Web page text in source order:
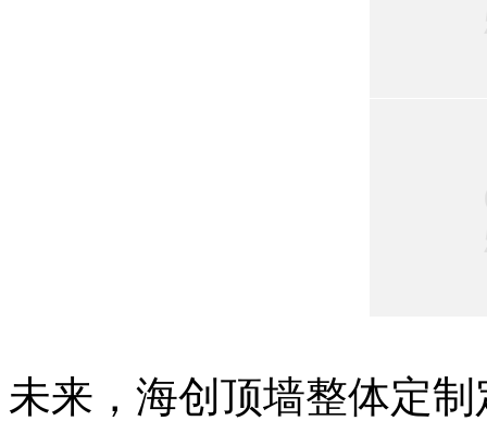
未来，海创顶墙整体定